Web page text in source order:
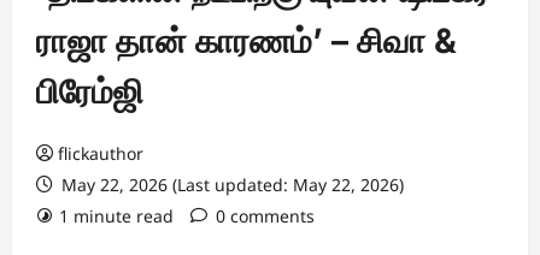
ராஜா தான் காரணம்’ – சிவா &
பிரேம்ஜி
flickauthor
May 22, 2026 (Last updated: May 22, 2026)
1 minute read
0 comments